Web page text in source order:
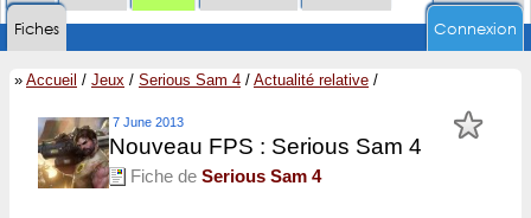
Fiches
Connexion
» Accueil / Jeux / Serious Sam 4 / Actualité relative /
7 June 2013
Nouveau FPS : Serious Sam 4
Fiche de Serious Sam 4